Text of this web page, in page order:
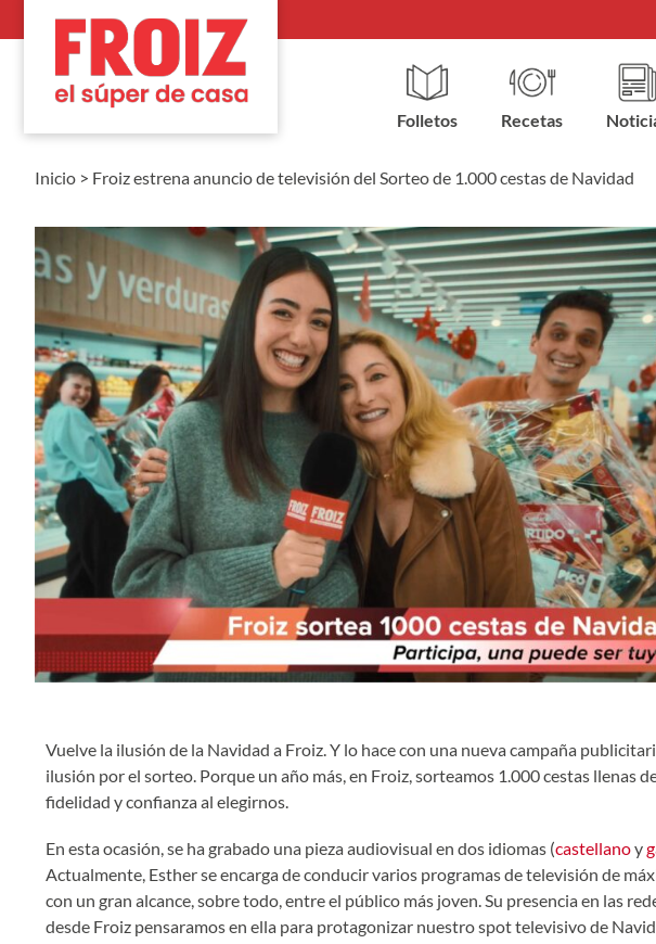
Folletos Recetas
Inicio > Froiz estrena anuncio de televisión del Sorteo de 1.000 cestas de Navidad
Vuelve la ilusión de la Navidad a Froiz. Y lo hace con una nueva campaña
ilusión por el sorteo. Porque un año más, en Froiz, sorteamos 1.000 cestas
fidelidad y confianza al elegirnos.
En esta ocasión, se ha grabado una pieza audiovisual en dos idiomas (castellanoy
Actualmente, Esther se encarga de conducir varios programas de televisión de
con un gran alcance, sobre todo, entre el público más joven. Su presencia en las
desde Froiz pensaramos en ella para protagonizar nuestro spot televisivo de